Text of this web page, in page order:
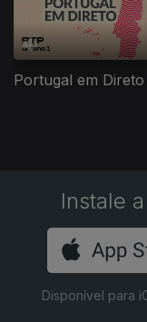
Portugal em Direto
Instale
Disponível para